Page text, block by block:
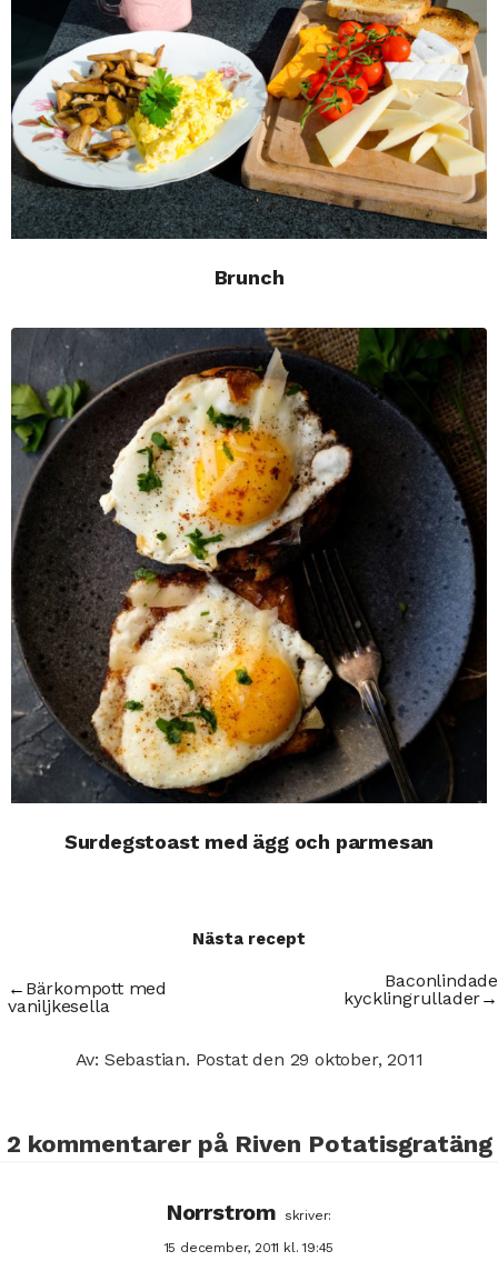
Brunch
Surdegstoast med ägg och parmesan
Nästa recept
← Bärkompott med
vaniljkesella
Baconlindade
kycklingrullader→
Av: Sebastian. Postat den 29 oktober, 2011
2 kommentarer på Riven Potatisgratäng
Norrstrom skriver:
15 december, 2011 kl. 19:45